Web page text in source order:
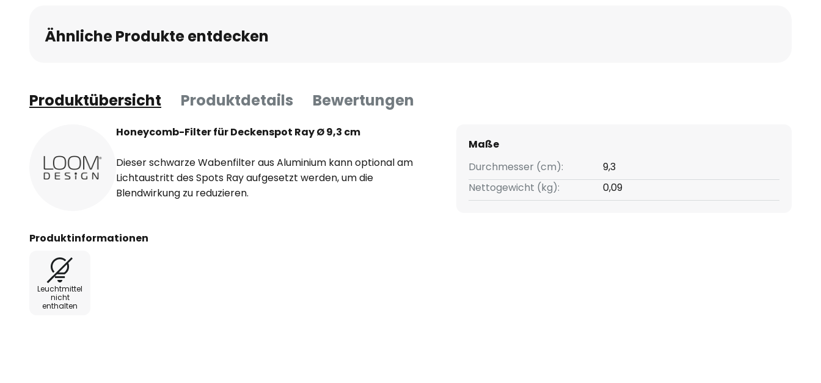
Ähnliche Produkte entdecken
Produktübersicht Produktdetails Bewertungen
Honeycomb-Filter für Deckenspot Ray Ø 9,3 cm
Dieser schwarze Wabenfilter aus Aluminium kann optional am
Lichtaustritt des Spots Ray aufgesetzt werden, um die
Blendwirkung zu reduzieren.
Produktinformationen
Leuchtmittel
nicht
enthalten
Maße
Durchmesser (cm):
9,3
Nettogewicht (kg):
0,09